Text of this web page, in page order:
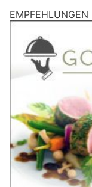
EMPFEHLUNGEN